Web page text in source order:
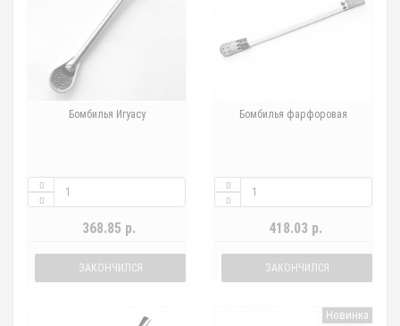
Бомбилья Игуасу
368.85 р.
ЗАКОНЧИЛСЯ
Бомбилья фарфоровая
418.03 р.
ЗАКОНЧИЛСЯ
Новинка